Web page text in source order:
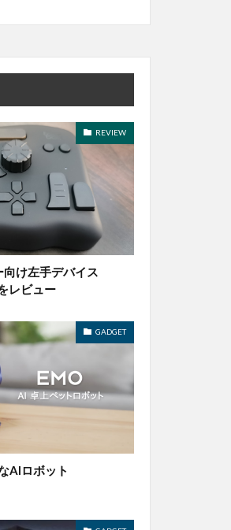
REVIEW
け左手デバイス
レビュー
GADGET
AIロボット